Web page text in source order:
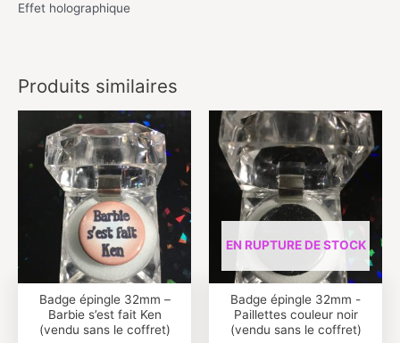
Effet holographique
Produits similaires
Badge épingle 32mm –
Barbie s’est fait Ken
(vendu sans le coffret)
EN RUPTURE DE STOCK
Badge épingle 32mm -
Paillettes couleur noir
(vendu sans le coffret)